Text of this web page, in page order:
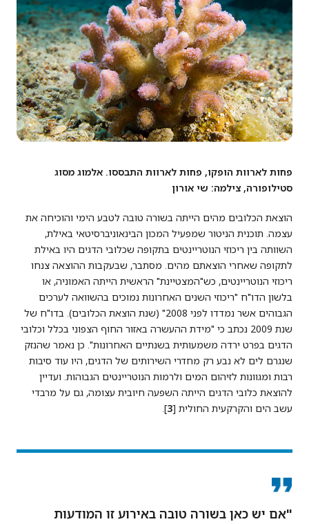
פחות לארוות הופקו, פחות לארוות התבססו. אלמוג מסוג
סטילופורה, צילמה: שי אורון
הוצאת הכלובים מהים הייתה בשורה טובה לטבע הימי והוכיחה את
עצמה. תוכנית הניטור שמפעיל המכון הבינאוניברסיטאי באילת,
השוותה בין ריכוזי הנוטריינטים בתקופה שכלובי הדגים היו באילת
לתקופה שאחרי הוצאתם מהים. מסתבר, שבעקבות ההוצאה צנחו
ריכוזי הנוטריינטים, כש"המצטיינת" הראשית הייתה האמוניה, או
בלשון הדו"ח "ריכוזי השנים האחרונות נמוכים בהשוואה לערכים
הגבוהים אשר נמדדו לפני 2008" (שנת הוצאת הכלובים). בדו"ח של
שנת 2009 נכתב כי "מידת ההעשרה באזור החוף הצפוני בכלל וכלובי
הדגים בפרט ירדה משמעותית בשנתיים האחרונות". כן נאמר שהנזק
שנגרם לים לא נבע רק מחדרי השירותים של הדגים, היו עוד סיבות
רבות ומגוונות לזיהום המים ולרמות הנוטריינטים הגבוהות. ועדיין
להוצאת כלובי הדגים הייתה השפעה חיובית עצומה, גם על מרבדי
עשב הים והקרקעית החולית [3
].
"אם יש כאן בשורה טובה באירוע זו המודעות